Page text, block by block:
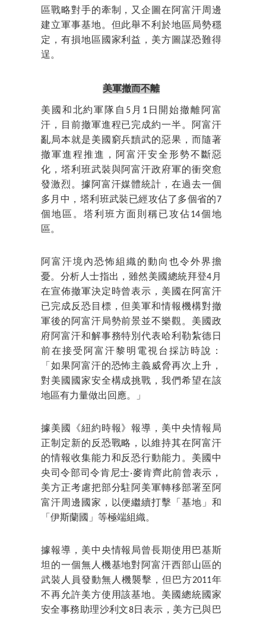
區戰略對手的牽制，又企圖在阿富汗周邊
建立軍事基地。但此舉不利於地區局勢穩
定，有損地區國家利益，美方圖謀恐難得
逞。
美軍撤而不離
美國和北約軍隊自5月1日開始撤離阿富
汗，目前撤軍進程已完成約一半。阿富汗
亂局本就是美國窮兵黷武的惡果，而隨著
撤軍進程推進，阿富汗安全形勢不斷惡
化，塔利班武裝與阿富汗政府軍的衝突愈
發激烈。據阿富汗媒體統計，在過去一個
多月中，塔利班武裝已經攻佔了多個省的7
個地區。塔利班方面則稱已攻佔14個地
區。
阿富汗境內恐怖組織的動向也令外界擔
憂。分析人士指出，雖然美國總統拜登4月
在宣佈撤軍決定時曾表示，美國在阿富汗
已完成反恐目標，但美軍和情報機構對撤
軍後的阿富汗局勢前景並不樂觀。美國政
府阿富汗和解事務特別代表哈利勒紮德日
前在接受阿富汗黎明電視台採訪時說：
「如果阿富汗的恐怖主義威脅再次上升，
對美國國家安全構成挑戰，我們希望在該
地區有力量做出回應。」
據美國《紐約時報》報導，美中央情報局
正制定新的反恐戰略，以維持其在阿富汗
的情報收集能力和反恐行動能力。美國中
央司令部司令肯尼士·麥肯齊此前曾表示，
美方正考慮把部分駐阿美軍轉移部署至阿
富汗周邊國家，以便繼續打擊「基地」和
「伊斯蘭國」等極端組織。
據報導，美中央情報局曾長期使用巴基斯
坦的一個無人機基地對阿富汗西部山區的
武裝人員發動無人機襲擊，但巴方2011年
不再允許美方使用該基地。美國總統國家
安全事務助理沙利文8日表示，美方已與巴